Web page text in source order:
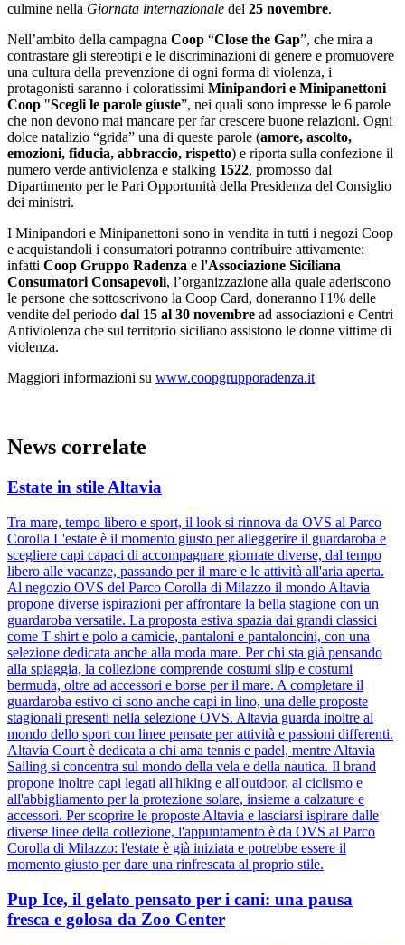
culmine nella Giornata internazionale del 25 novembre.
Nell’ambito della campagna Coop “Close the Gap”, che mira a
contrastare gli stereotipi e le discriminazioni di genere e promuovere
una cultura della prevenzione di ogni forma di violenza, i
protagonisti saranno i coloratissimi Minipandori e Minipanettoni
Coop "Scegli le parole giuste”, nei quali sono impresse le 6 parole
che non devono mai mancare per far crescere buone relazioni. Ogni
dolce natalizio “grida” una di queste parole (amore, ascolto,
emozioni, fiducia, abbraccio, rispetto) e riporta sulla confezione il
numero verde antiviolenza e stalking 1522, promosso dal
Dipartimento per le Pari Opportunità della Presidenza del Consiglio
dei ministri.
I Minipandori e Minipanettoni sono in vendita in tutti i negozi Coop
e acquistandoli i consumatori potranno contribuire attivamente:
infatti Coop Gruppo Radenza e l'Associazione Siciliana
Consumatori Consapevoli, l’organizzazione alla quale aderiscono
le persone che sottoscrivono la Coop Card, doneranno l'1% delle
vendite del periodo dal 15 al 30 novembre ad associazioni e Centri
Antiviolenza che sul territorio siciliano assistono le donne vittime di
violenza.
Maggiori informazioni su www.coopgrupporadenza.it
News correlate
Estate in stile Altavia
Tra mare, tempo libero e sport, il look si rinnova da OVS al Parco
Corolla L'estate è il momento giusto per alleggerire il guardaroba e
scegliere capi capaci di accompagnare giornate diverse, dal tempo
libero alle vacanze, passando per il mare e le attività all'aria aperta.
Al negozio OVS del Parco Corolla di Milazzo il mondo Altavia
propone diverse ispirazioni per affrontare la bella stagione con un
guardaroba versatile. La proposta estiva spazia dai grandi classici
come T-shirt e polo a camicie, pantaloni e pantaloncini, con una
selezione dedicata anche alla moda mare. Per chi sta già pensando
alla spiaggia, la collezione comprende costumi slip e costumi
bermuda, oltre ad accessori e borse per il mare. A completare il
guardaroba estivo ci sono anche capi in lino, una delle proposte
stagionali presenti nella selezione OVS. Altavia guarda inoltre al
mondo dello sport con linee pensate per attività e passioni differenti.
Altavia Court è dedicata a chi ama tennis e padel, mentre Altavia
Sailing si concentra sul mondo della vela e della nautica. Il brand
propone inoltre capi legati all'hiking e all'outdoor, al ciclismo e
all'abbigliamento per la protezione solare, insieme a calzature e
accessori. Per scoprire le proposte Altavia e lasciarsi ispirare dalle
diverse linee della collezione, l'appuntamento è da OVS al Parco
Corolla di Milazzo: l'estate è già iniziata e potrebbe essere il
momento giusto per dare una rinfrescata al proprio stile.
Pup Ice, il gelato pensato per i cani: una pausa
fresca e golosa da Zoo Center